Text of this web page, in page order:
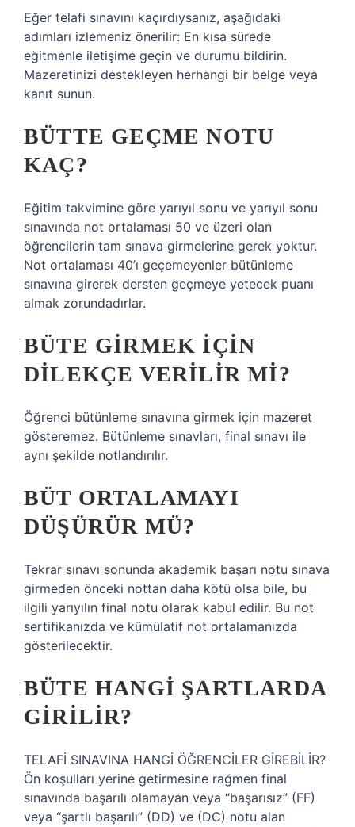
Eğer telafi sınavını kaçırdıysanız, aşağıdaki
adımları izlemeniz önerilir: En kısa sürede
eğitmenle iletişime geçin ve durumu bildirin.
Mazeretinizi destekleyen herhangi bir belge veya
kanıt sunun.
BÜTTE GEÇME NOTU
KAÇ?
Eğitim takvimine göre yarıyıl sonu ve yarıyıl sonu
sınavında not ortalaması 50 ve üzeri olan
öğrencilerin tam sınava girmelerine gerek yoktur.
Not ortalaması 40’ı geçemeyenler bütünleme
sınavına girerek dersten geçmeye yetecek puanı
almak zorundadırlar.
BÜTE GIRMEK IÇIN
DILEKÇE VERILIR MI?
Öğrenci bütünleme sınavına girmek için mazeret
gösteremez. Bütünleme sınavları, final sınavı ile
aynı şekilde notlandırılır.
BÜT ORTALAMAYI
DÜŞÜRÜR MÜ?
Tekrar sınavı sonunda akademik başarı notu sınava
girmeden önceki nottan daha kötü olsa bile, bu
ilgili yarıyılın final notu olarak kabul edilir. Bu not
sertifikanızda ve kümülatif not ortalamanızda
gösterilecektir.
BÜTE HANGI ŞARTLARDA
GIRILIR?
TELAFİ SINAVINA HANGİ ÖĞRENCİLER GİREBİLİR?
Ön koşulları yerine getirmesine rağmen final
sınavında başarılı olamayan veya “başarısız” (FF)
veya “şartlı başarılı” (DD) ve (DC) notu alan